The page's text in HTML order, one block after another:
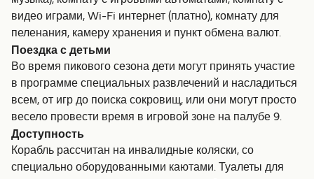
видео играми, Wi-Fi интернет (платно), комнату для
пеленания, камеру хранения и пункт обмена валют.
Поездка с детьми
Во время пикового сезона дети могут принять участие
в программе специальных развлечений и насладиться
всем, от игр до поиска сокровищ, или они могут просто
весело провести время в игровой зоне на палубе 9.
Доступность
Корабль рассчитан на инвалидные коляски, со
специально оборудованными каютами. Туалеты для